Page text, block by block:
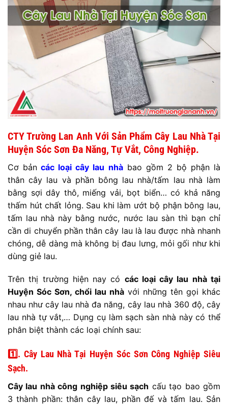
CTY Trường Lan Anh Với Sản Phẩm Cây Lau Nhà Tại
Huyện Sóc Sơn Đa Năng, Tự Vắt, Công Nghiệp.
Cơ bản các loại cây lau nhàbao gồm 2 bộ phận là
thân cây lau và phần bông lau nhà/tấm lau nhà làm
bằng sợi dây thô, miếng vải, bọt biển… có khả năng
thấm hút chất lỏng. Sau khi làm ướt bộ phận bông lau,
tấm lau nhà này bằng nước, nước lau sàn thì bạn chỉ
cần di chuyển phần thân cây lau là lau được nhà nhanh
chóng, dễ dàng mà không bị đau lưng, mỏi gối như khi
dùng giẻ lau.
Trên thị trường hiện nay có các loại cây lau nhà tại
Huyện Sóc Sơn, chổi lau nhà với những tên gọi khác
nhau như cây lau nhà đa năng, cây lau nhà 360 độ, cây
lau nhà tự vắt,… Dụng cụ làm sạch sàn nhà này có thể
phân biệt thành các loại chính sau:
1️⃣. Cây Lau Nhà Tại Huyện Sóc Sơn Công Nghiệp Siêu
Sạch.
Cây lau nhà công nghiệp siêu sạch cấu tạo bao gồm
3 thành phần: thân cây lau, phần đế và tấm lau. Sản